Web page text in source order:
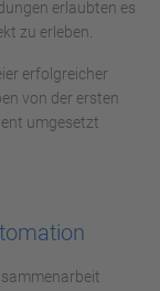
erlaubten es
zu erleben.
erfolgreicher
von der ersten
umgesetzt